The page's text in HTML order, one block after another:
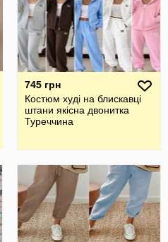
745 грн
Костюм худі на блискавці
штани якісна двонитка
Туреччина